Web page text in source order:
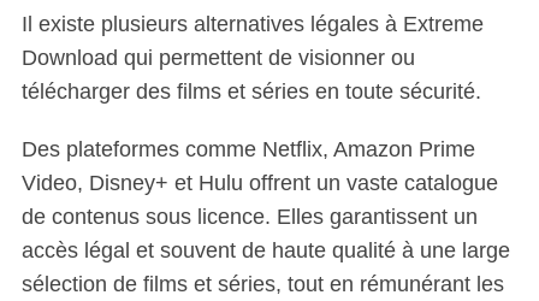
Il existe plusieurs alternatives légales à Extreme
Download qui permettent de visionner ou
télécharger des films et séries en toute sécurité.
Des plateformes comme Netflix, Amazon Prime
Video, Disney+ et Hulu offrent un vaste catalogue
de contenus sous licence. Elles garantissent un
accès légal et souvent de haute qualité à une large
sélection de films et séries, tout en rémunérant les